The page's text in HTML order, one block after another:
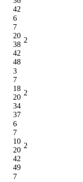
42
6
7
20
38
42
48
2
3
7
18
20
34
37
2
6
7
10
20
42
49
2
7